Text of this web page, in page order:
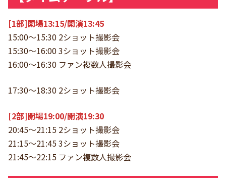
[1部]開場13:15/開演13:45
15:00〜15:30 2ショット撮影会
15:30〜16:00 3ショット撮影会
16:00〜16:30 ファン複数人撮影会
17:30〜18:30 2ショット撮影会
[2部]開場19:00/開演19:30
20:45〜21:15 2ショット撮影会
21:15〜21:45 3ショット撮影会
21:45〜22:15 ファン複数人撮影会